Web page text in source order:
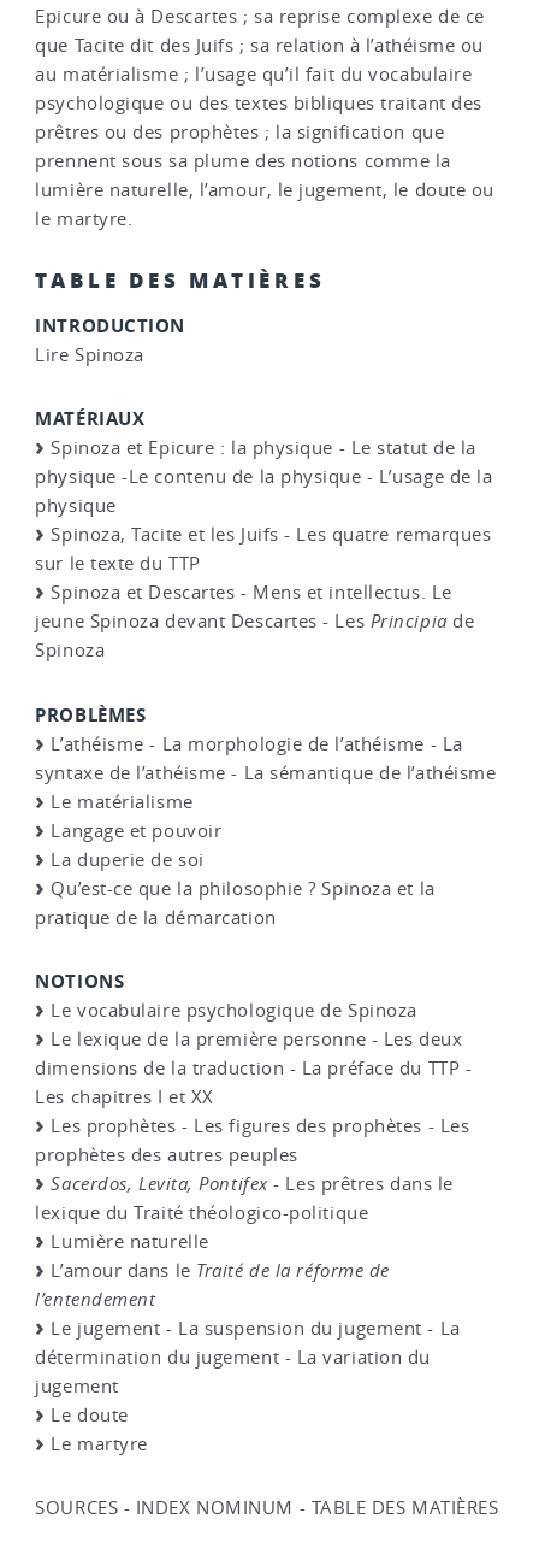
Epicure ou à Descartes ; sa reprise complexe de ce
que Tacite dit des Juifs ; sa relation à l’athéisme ou
au matérialisme ; l’usage qu’il fait du vocabulaire
psychologique ou des textes bibliques traitant des
prêtres ou des prophètes ; la signification que
prennent sous sa plume des notions comme la
lumière naturelle, l’amour, le jugement, le doute ou
le martyre.
TABLE DES MATIÈRES
INTRODUCTION
Lire Spinoza
MATÉRIAUX
Spinoza et Epicure : la physique - Le statut de la
physique -Le contenu de la physique - L’usage de la
physique
Spinoza, Tacite et les Juifs - Les quatre remarques
sur le texte du TTP
Spinoza et Descartes - Mens et intellectus. Le
jeune Spinoza devant Descartes - Les Principia de
Spinoza
PROBLÈMES
L’athéisme - La morphologie de l’athéisme - La
syntaxe de l’athéisme - La sémantique de l’athéisme
Le matérialisme
Langage et pouvoir
La duperie de soi
Qu’est-ce que la philosophie ? Spinoza et la
pratique de la démarcation
NOTIONS
Le vocabulaire psychologique de Spinoza
Le lexique de la première personne - Les deux
dimensions de la traduction - La préface du TTP -
Les chapitres I et XX
Les prophètes - Les figures des prophètes - Les
prophètes des autres peuples
Sacerdos, Levita, Pontifex- Les prêtres dans le
lexique du Traité théologico-politique
Lumière naturelle
L’amour dans le Traité de la réforme de
l’entendement
Le jugement - La suspension du jugement - La
détermination du jugement - La variation du
jugement
Le doute
Le martyre
SOURCES - INDEX NOMINUM - TABLE DES MATIÈRES